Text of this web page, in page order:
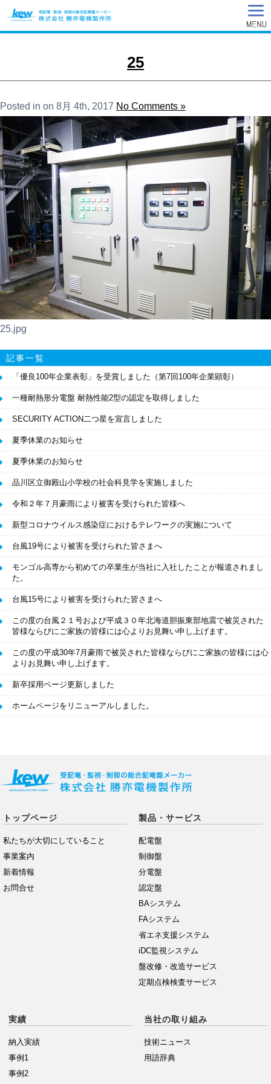
25
Posted in on 8月 4th, 2017 No Comments »
25.jpg
記事一覧
「優良100年企業表彰」を受賞しました（第7回100年企業顕彰）
一種耐熱形分電盤 耐熱性能2型の認定を取得しました
SECURITY ACTION二つ星を宣言しました
夏季休業のお知らせ
夏季休業のお知らせ
品川区立御殿山小学校の社会科見学を実施しました
令和２年７月豪雨により被害を受けられた皆様へ
新型コロナウイルス感染症におけるテレワークの実施について
台風19号により被害を受けられた皆さまへ
モンゴル高専から初めての卒業生が当社に入社したことが報道されまし
た。
台風15号により被害を受けられた皆さまへ
この度の台風２１号および平成３０年北海道胆振東部地震で被災された
皆様ならびにご家族の皆様には心よりお見舞い申し上げます。
この度の平成30年7月豪雨で被災された皆様ならびにご家族の皆様には心
よりお見舞い申し上げます。
新卒採用ページ更新しました
ホームページをリニューアルしました。
トップページ
私たちが大切にしていること
事業案内
新着情報
お問合せ
製品・サービス
配電盤
制御盤
分電盤
認定盤
BAシステム
FAシステム
省エネ支援システム
iDC監視システム
盤改修・改造サービス
定期点検検査サービス
実績
納入実績
事例1
事例2
当社の取り組み
技術ニュース
用語辞典